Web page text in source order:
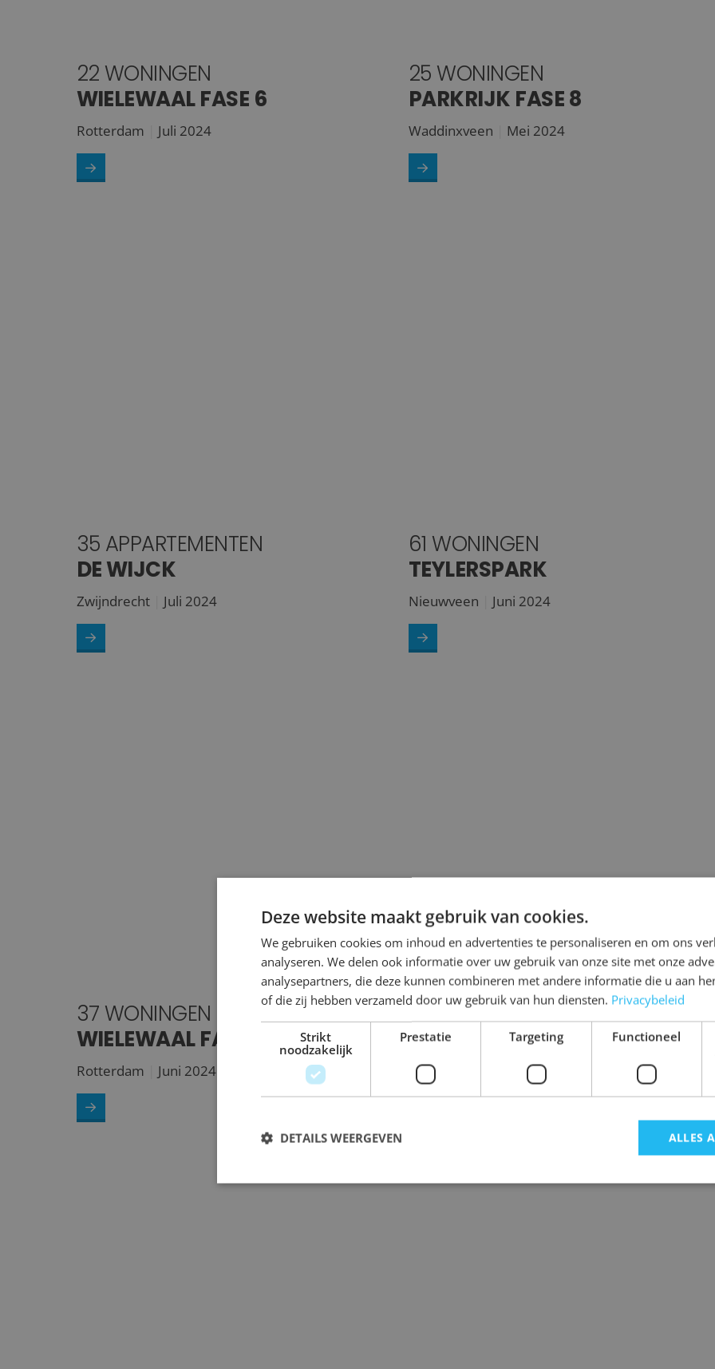
22 WONINGEN
WIELEWAAL FASE 6
Rotterdam Juli 2024
25 WONINGEN
PARKRIJK FASE 8
Waddinxveen Mei 2024
35 APPARTEMENTEN
DE WIJCK
Zwijndrecht Juli 2024
61 WONINGEN
TEYLERSPARK
Nieuwveen Juni 2024
37 WONINGEN
WIELEWAAL FASE 5
Rotterdam Juni 2024
24 APPARTEMENTEN
TUINEN VAN WITTOUCK
Bergen op Zoom Juni 2024
66 woningen<br /><strong>Noorderduin fase 3</strong>6 woningen<br /><strong>Kleine Haarsekade</strong>
Deze website maakt gebruik van cookies.
We gebruiken cookies om inhoud en advertenties te personaliseren en om ons
analyseren. We delen ook informatie over uw gebruik van onze site met onze
analysepartners, die deze kunnen combineren met andere informatie die u aan
of die zij hebben verzameld door uw gebruik van hun diensten. Privacybeleid
Strikt
noodzakelijk
Prestatie Targeting Functioneel
ALLES
DETAILS WEERGEVEN